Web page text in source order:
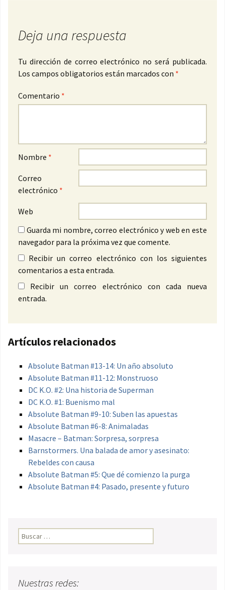
Deja una respuesta
Tu dirección de correo electrónico no será publicada.
Los campos obligatorios están marcados con *
Comentario *
Nombre *
Correo
electrónico *
Web
Guarda mi nombre, correo electrónico y web en este
navegador para la próxima vez que comente.
Recibir un correo electrónico con los siguientes
comentarios a esta entrada.
Recibir un correo electrónico con cada nueva
entrada.
Artículos relacionados
Absolute Batman #13-14: Un año absoluto
Absolute Batman #11-12: Monstruoso
DC K.O. #2: Una historia de Superman
DC K.O. #1: Buenismo mal
Absolute Batman #9-10: Suben las apuestas
Absolute Batman #6-8: Animaladas
Masacre – Batman: Sorpresa, sorpresa
Barnstormers. Una balada de amor y asesinato:
Rebeldes con causa
Absolute Batman #5: Que dé comienzo la purga
Absolute Batman #4: Pasado, presente y futuro
Buscar:
Nuestras redes: